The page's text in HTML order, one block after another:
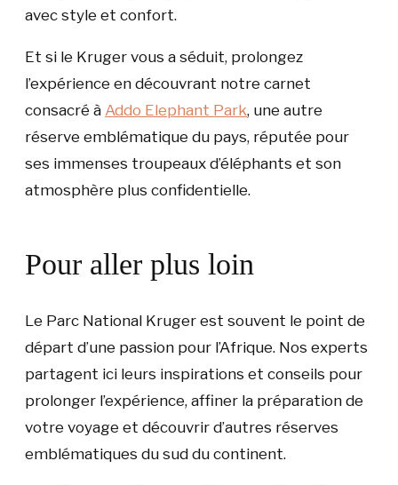
avec style et confort.
Et si le Kruger vous a séduit, prolongez
l’expérience en découvrant notre carnet
consacré à Addo Elephant Park, une autre
réserve emblématique du pays, réputée pour
ses immenses troupeaux d’éléphants et son
atmosphère plus confidentielle.
Pour aller plus loin
Le Parc National Kruger est souvent le point de
départ d’une passion pour l’Afrique. Nos experts
partagent ici leurs inspirations et conseils pour
prolonger l’expérience, affiner la préparation de
votre voyage et découvrir d’autres réserves
emblématiques du sud du continent.